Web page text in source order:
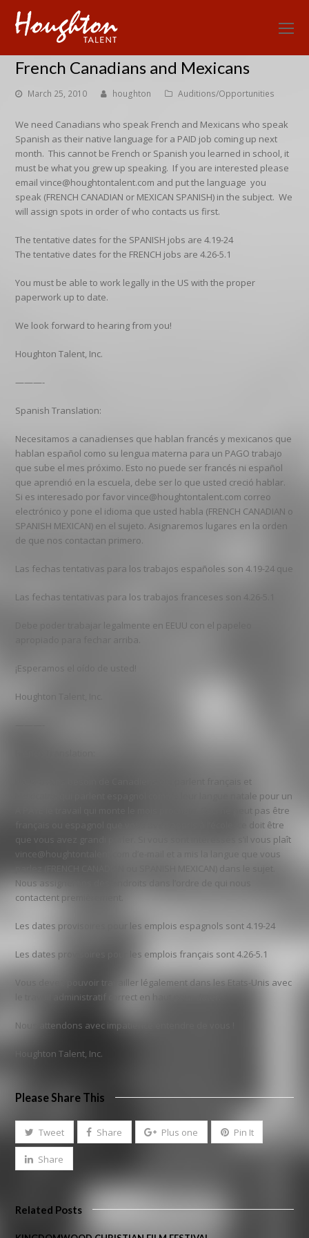
French Canadians and Mexicans
March 25, 2010 houghton Auditions/Opportunities
We need Canadians who speak French and Mexicans who speak
Spanish as their native language for a PAID job coming up next
month. This cannot be French or Spanish you learned in school, it
must be what you grew up speaking. If you are interested please
email vince@houghtontalent.com and put the language you
speak (FRENCH CANADIAN or MEXICAN SPANISH) in the subject. We
will assign spots in order of who contacts us first.
The tentative dates for the SPANISH jobs are 4.19-24
The tentative dates for the FRENCH jobs are 4.26-5.1
You must be able to work legally in the US with the proper
paperwork up to date.
We look forward to hearing from you!
Houghton Talent, Inc.
———-
Spanish Translation:
Necesitamos a canadienses que hablan francés y mexicanos que
hablan español como su lengua materna para un PAGO trabajo
que sube el mes próximo. Esto no puede ser francés ni español
que aprendió en la escuela, debe ser lo que usted creció hablar.
Si es interesado por favor vince@houghtontalent.com correo
electrónico y pone el idioma que usted habla (FRENCH CANADIAN o
SPANISH MEXICAN) en el sujeto. Asignaremos lugares en la orden
de que nos contactan primero.
Las fechas tentativas para los trabajos españoles son 4.19-24 que
Las fechas tentativas para los trabajos franceses son 4.26-5.1
Debe poder trabajar legalmente en EEUU con el papeleo
apropiado para fechar arriba.
¡Esperamos el oído de usted!
Houghton Talent, Inc.
Nous avons besoin de Canadiens qui parlent français et
Mexicains qui parlent espagnol comme leur langue natale pour un
A PAYE le travail qui monte le mois prochain. Ceci ne peut pas être
français ou espagnol que vous avez appris à l’école, ce doit être
que vous avez grandi parler. Si vous sont intéressés s’il vous plaît
vince@houghtontalent.com d’e-mail et a mis la langue que vous
Nous assignerons des endroits dans l’ordre de qui nous
contactent premièrement.
Les dates provisoires pour les emplois espagnols sont 4.19-24
Les dates provisoires pour les emplois français sont 4.26-5.1
Vous devez pouvoir travailler légalement dans les Etats-Unis avec
le travail administratif correct en haut pour dater.
Nous attendons avec impatience entendre de vous !
Houghton Talent, Inc.
Please Share This
Tweet Share Plus one Pin It
Share
Related Posts